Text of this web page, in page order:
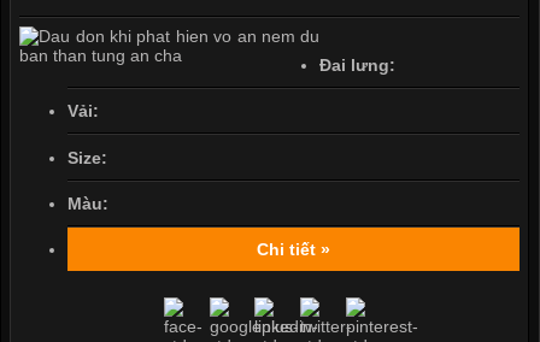
Đai lưng:
Vải:
Size:
Màu:
Chi tiết »